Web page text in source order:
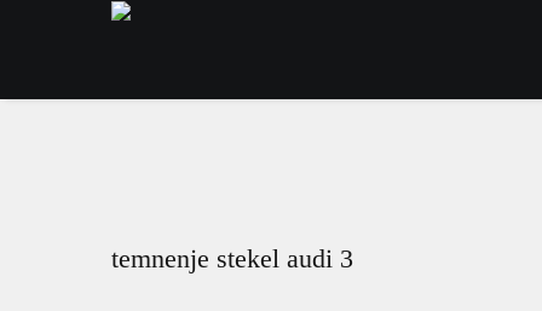
temnenje stekel audi 3